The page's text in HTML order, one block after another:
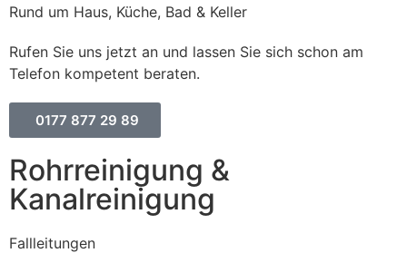
Rund um Haus, Küche, Bad & Keller
Rufen Sie uns jetzt an und lassen Sie sich schon am
Telefon kompetent beraten.
0177 877 29 89
Rohrreinigung &
Kanalreinigung
Fallleitungen